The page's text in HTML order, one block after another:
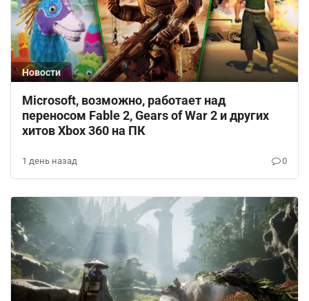
Новости
Microsoft, возможно, работает над
переносом Fable 2, Gears of War 2 и других
хитов Xbox 360 на ПК
1 день назад 0